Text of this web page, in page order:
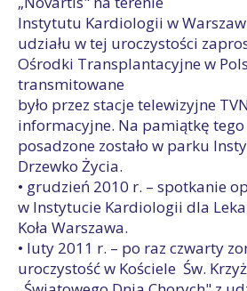
Instytutu Kardiologii w
udziału w tej uroczystości
Ośrodki Transplantacyjne w
transmitowane
było przez stacje telewizyjne
informacyjne. Na pamiątkę
posadzone zostało w parku
Drzewko Życia.
• grudzień 2010 r. – spotkanie
w Instytucie Kardiologii dla
Koła Warszawa.
• luty 2011 r. – po raz czwarty
uroczystość w Kościele Św.